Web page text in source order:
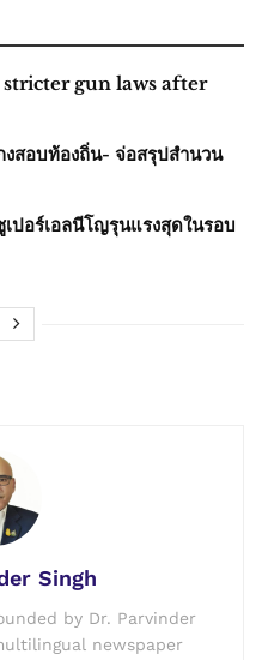
gun laws after
งสอบท้องถิ่น- จ่อสรุปสำนวน
ปอร์เอลนีโญรุนแรงสุดในรอบ
Singh
by Dr. Parvinder
newspaper